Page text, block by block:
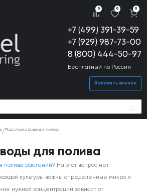
+7 (499) 391-39-59
+7 (929) 987-73-00
8 (800) 444-50-97
Бесплатный по России
Заказать звонок
0 0 0
Подготовка воды для полива
для полива
полива растений? На этот вопрос нет
культуры важны определенные микро и
нужной концентрации зависит от